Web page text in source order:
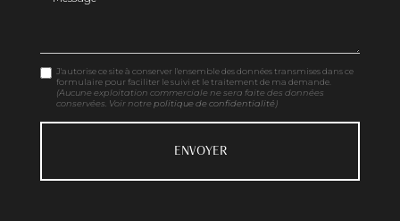
J'autorise ce site à conserver l'ensemble des données transmises dans ce
formulaire pour faciliter le suivi et le traitement de ma demande.
(Aucune exploitation commerciale ne sera faite des données
conservées. Voir notre politique de confidentialité)